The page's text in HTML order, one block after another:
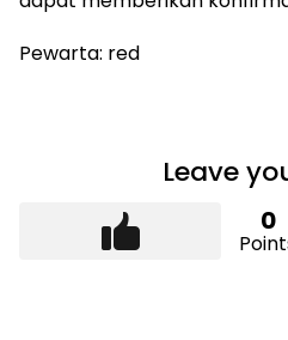
Pewarta: red
Leave
0